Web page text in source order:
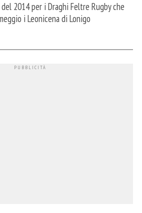
2014 per i Draghi Feltre Rugby che
i Leonicena di Lonigo